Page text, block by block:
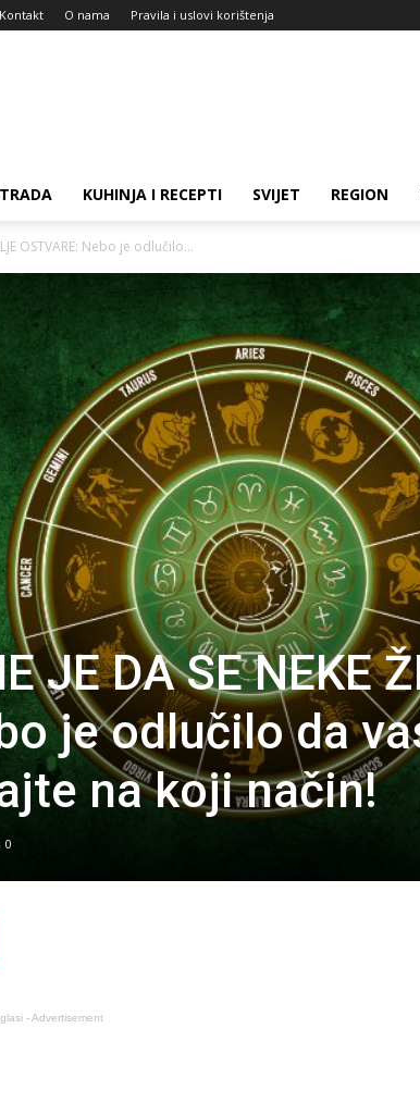
Kontakt O nama Pravila i uslovi korištenja
KUHINJA I RECEPTI SVIJET REGION
OSTVARE: Nebo je odlučilo...
JE DA SE NEKE
je odlučilo da
na koji način!
0
- Advertisement